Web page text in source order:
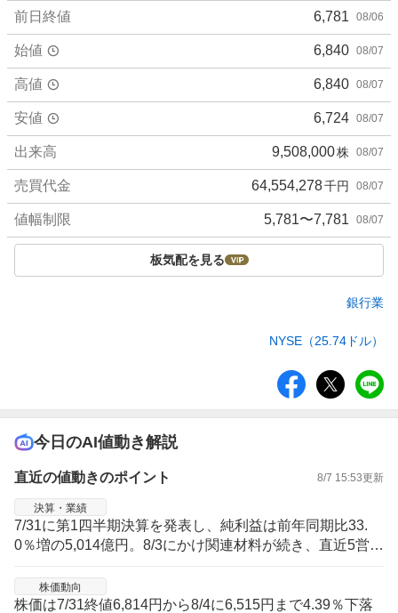
値
前日終値 6,781 08/06
始値 6,840 08/07
高値 6,840 08/07
安値 6,724 08/07
出来高 9,508,000株 08/07
売買代金 64,554,278千円 08/07
値幅制限 5,781〜7,781 08/07
板気配を見る
銀行業
NYSE（25.74ドル）
ア
今日のAI値動き解説
直近の値動きのポイント 8/7 15:53更新
決算・業績
7/31に第1四半期決算を発表し、純利益は前年同期比33.
0％増の5,014億円。8/3にかけ関連材料が続き、直近5営業
株価動向
株価は7/31終値6,814円から8/4に6,515円まで4.39％下落